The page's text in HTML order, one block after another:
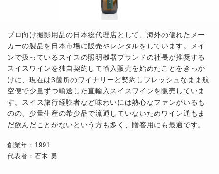
プロ向け撮影用品の日本総代理店として、海外の優れたメー
カーの製品を日本市場に販売やレンタルをしています。メイ
ンで扱っているスイスの照明機器ブランドの社長が推奨する
スイスワインを独自契約して輸入販売を始めたことをきっか
けに、現在は3箇所のワイナリーと契約しフレッシュなまま航
空便で少量ずつ輸送した直輸入スイスワインを販売していま
す。スイス旅行経験者など味わいには熱心なファンがいるも
のの、少量生産の希少品で流通していないためワイン通もま
だ飲んだことがないという方も多く、贈答用にも最適です。
創業年：1991
代表者：石木 勇